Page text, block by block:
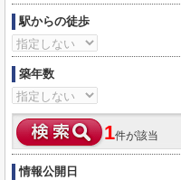
駅からの徒歩
築年数
1件が該当
情報公開日